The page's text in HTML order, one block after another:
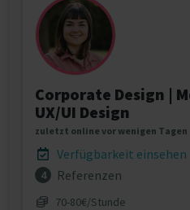
Corporate Design |
UX/UI Design
zuletzt online vor wenigen Tagen
Verfügbarkeit einsehen
4 Referenzen
70‐80€/Stunde